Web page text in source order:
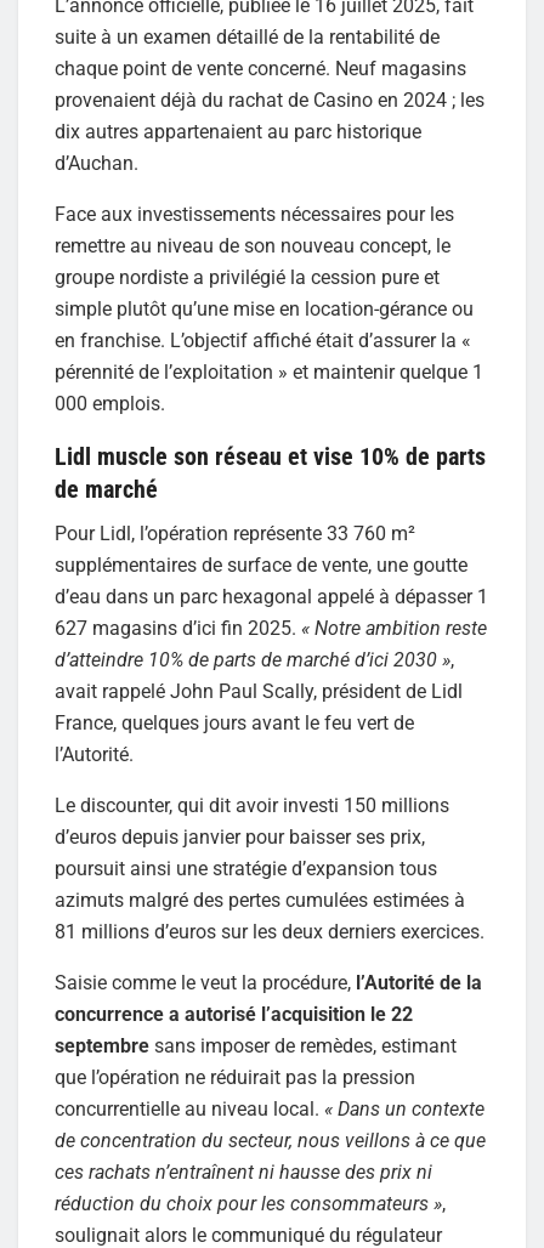
L’annonce officielle, publiée le 16 juillet 2025, fait
suite à un examen détaillé de la rentabilité de
chaque point de vente concerné. Neuf magasins
provenaient déjà du rachat de Casino en 2024 ; les
dix autres appartenaient au parc historique
d’Auchan.
Face aux investissements nécessaires pour les
remettre au niveau de son nouveau concept, le
groupe nordiste a privilégié la cession pure et
simple plutôt qu’une mise en location-gérance ou
en franchise. L’objectif affiché était d’assurer la «
pérennité de l’exploitation » et maintenir quelque 1
000 emplois.
Lidl muscle son réseau et vise 10% de parts
de marché
Pour Lidl, l’opération représente 33 760 m²
supplémentaires de surface de vente, une goutte
d’eau dans un parc hexagonal appelé à dépasser 1
627 magasins d’ici fin 2025. « Notre ambition reste
d’atteindre 10% de parts de marché d’ici 2030 »,
avait rappelé John Paul Scally, président de Lidl
France, quelques jours avant le feu vert de
l’Autorité.
Le discounter, qui dit avoir investi 150 millions
d’euros depuis janvier pour baisser ses prix,
poursuit ainsi une stratégie d’expansion tous
azimuts malgré des pertes cumulées estimées à
81 millions d’euros sur les deux derniers exercices.
Saisie comme le veut la procédure, l’Autorité de la
concurrence a autorisé l’acquisition le 22
septembre sans imposer de remèdes, estimant
que l’opération ne réduirait pas la pression
concurrentielle au niveau local. « Dans un contexte
de concentration du secteur, nous veillons à ce que
ces rachats n’entraînent ni hausse des prix ni
réduction du choix pour les consommateurs »,
soulignait alors le communiqué du régulateur